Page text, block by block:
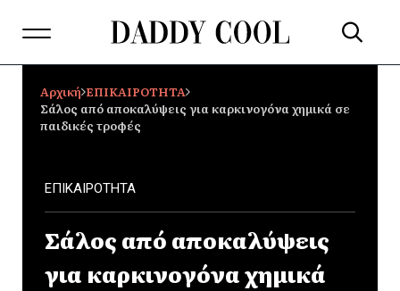
Αρχική ΕΠΙΚΑΙΡΟΤΗΤΑ
Σάλος από αποκαλύψεις για καρκινογόνα χημικά σε
παιδικές τροφές
ΕΠΙΚΑΙΡΟΤΗΤΑ
Σάλος από αποκαλύψεις
για καρκινογόνα χημικά